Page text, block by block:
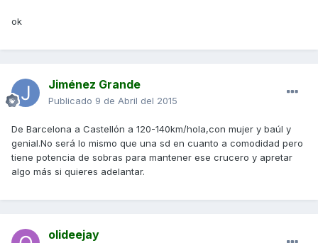
ok
Jiménez Grande
Publicado 9 de Abril del 2015
De Barcelona a Castellón a 120-140km/hola,con mujer y baúl y
genial.No será lo mismo que una sd en cuanto a comodidad pero
tiene potencia de sobras para mantener ese crucero y apretar
algo más si quieres adelantar.
olideejay